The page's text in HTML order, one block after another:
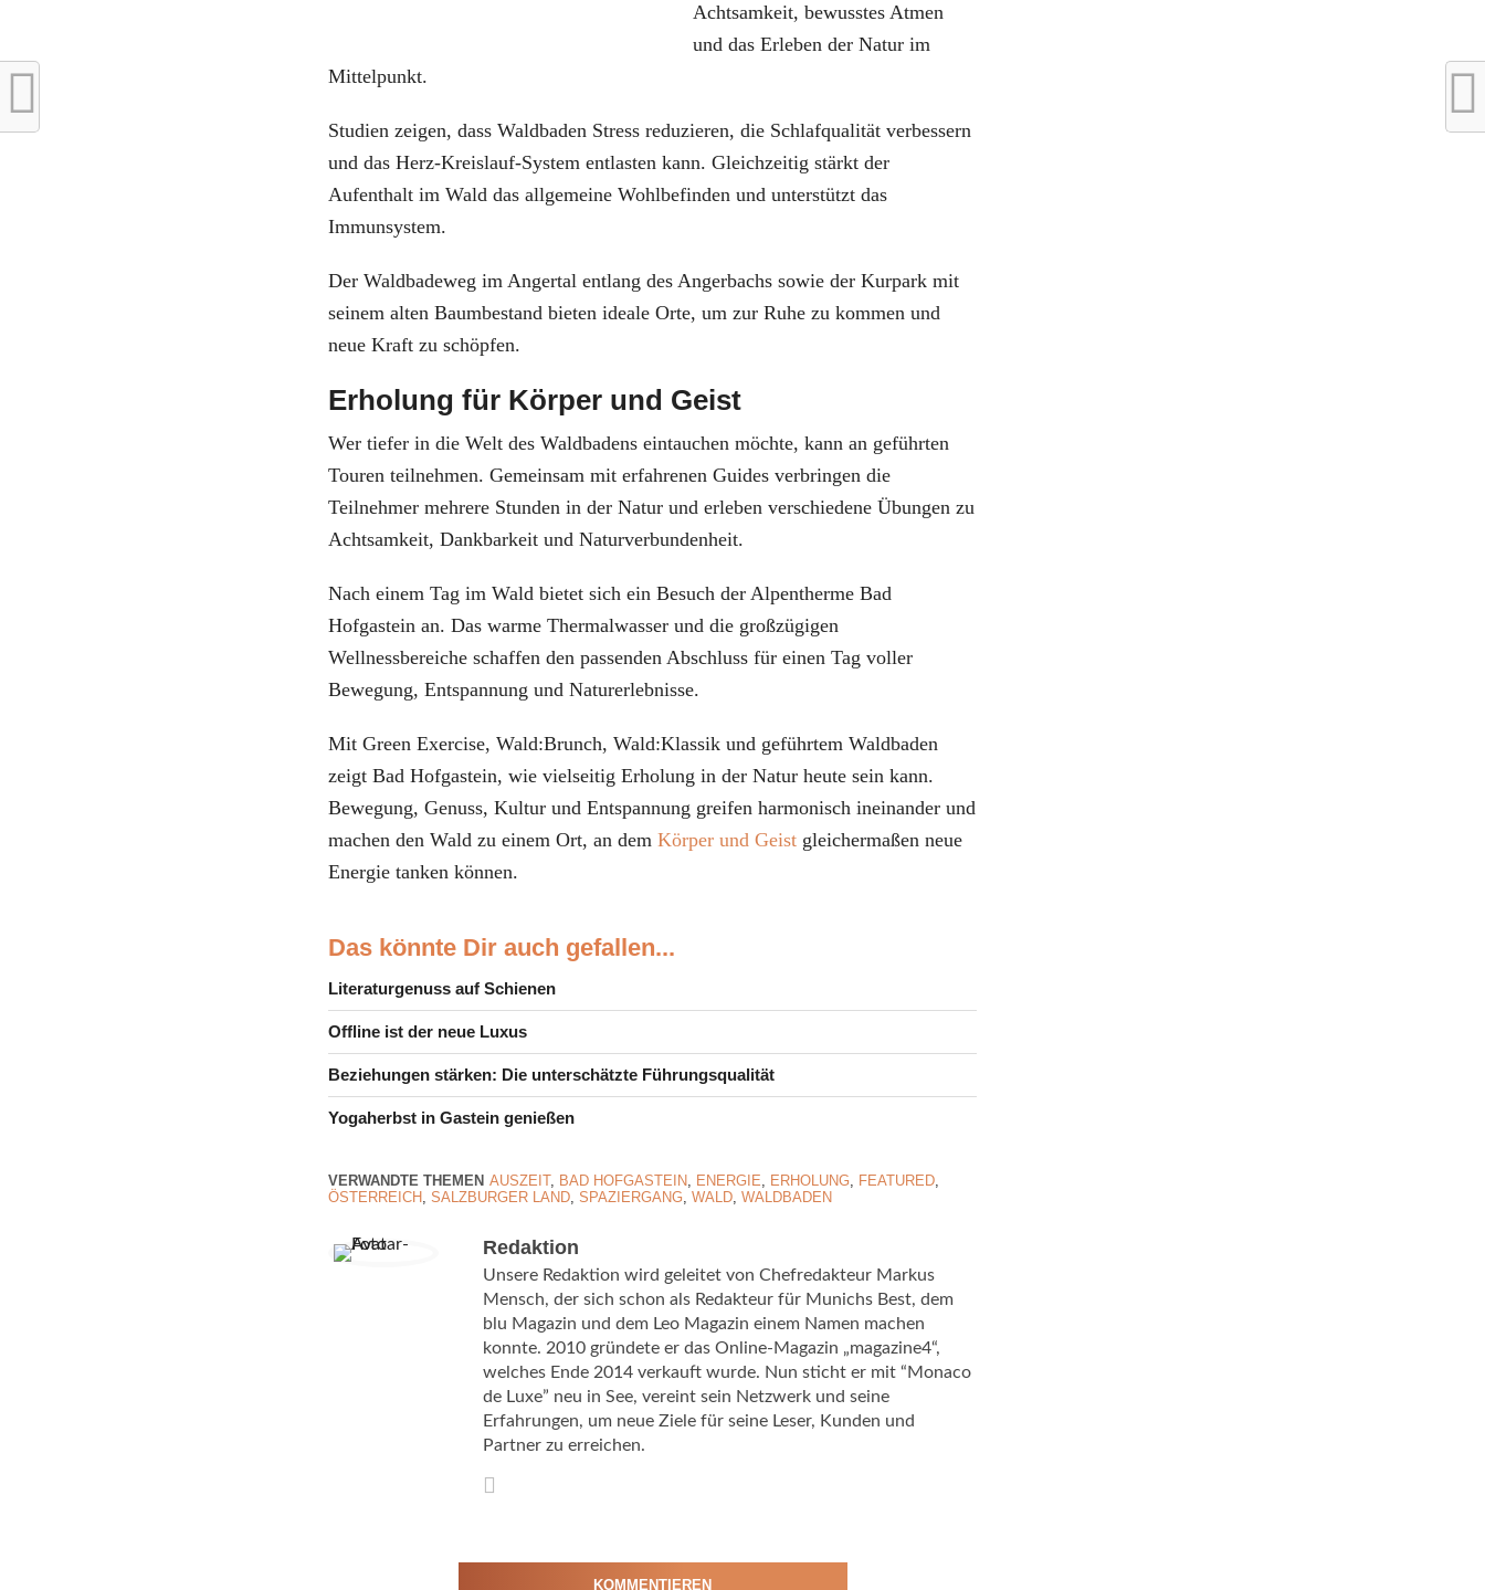
Achtsamkeit, bewusstes Atmen
und das Erleben der Natur im
Mittelpunkt.
Studien zeigen, dass Waldbaden Stress reduzieren, die Schlafqualität verbessern
und das Herz-Kreislauf-System entlasten kann. Gleichzeitig stärkt der
Aufenthalt im Wald das allgemeine Wohlbefinden und unterstützt das
Immunsystem.
Der Waldbadeweg im Angertal entlang des Angerbachs sowie der Kurpark mit
seinem alten Baumbestand bieten ideale Orte, um zur Ruhe zu kommen und
neue Kraft zu schöpfen.
Erholung für Körper und Geist
Wer tiefer in die Welt des Waldbadens eintauchen möchte, kann an geführten
Touren teilnehmen. Gemeinsam mit erfahrenen Guides verbringen die
Teilnehmer mehrere Stunden in der Natur und erleben verschiedene Übungen zu
Achtsamkeit, Dankbarkeit und Naturverbundenheit.
Nach einem Tag im Wald bietet sich ein Besuch der Alpentherme Bad
Hofgastein an. Das warme Thermalwasser und die großzügigen
Wellnessbereiche schaffen den passenden Abschluss für einen Tag voller
Bewegung, Entspannung und Naturerlebnisse.
Mit Green Exercise, Wald:Brunch, Wald:Klassik und geführtem Waldbaden
zeigt Bad Hofgastein, wie vielseitig Erholung in der Natur heute sein kann.
Bewegung, Genuss, Kultur und Entspannung greifen harmonisch ineinander und
machen den Wald zu einem Ort, an demKörper und Geist gleichermaßen neue
Energie tanken können.
Das könnte Dir auch gefallen...
Literaturgenuss auf Schienen
Offline ist der neue Luxus
Beziehungen stärken: Die unterschätzte Führungsqualität
Yogaherbst in Gastein genießen
VERWANDTE THEMEN AUSZEIT, BAD HOFGASTEIN, ENERGIE, ERHOLUNG, FEATURED,
ÖSTERREICH ,SALZBURGER LAND,SPAZIERGANG,WALD,WALDBADEN
Redaktion
Unsere Redaktion wird geleitet von Chefredakteur Markus
Mensch, der sich schon als Redakteur für Munichs Best, dem
blu Magazin und dem Leo Magazin einem Namen machen
konnte. 2010 gründete er das Online-Magazin „magazine4“,
welches Ende 2014 verkauft wurde. Nun sticht er mit “Monaco
de Luxe” neu in See, vereint sein Netzwerk und seine
Erfahrungen, um neue Ziele für seine Leser, Kunden und
Partner zu erreichen.
KOMMENTIEREN